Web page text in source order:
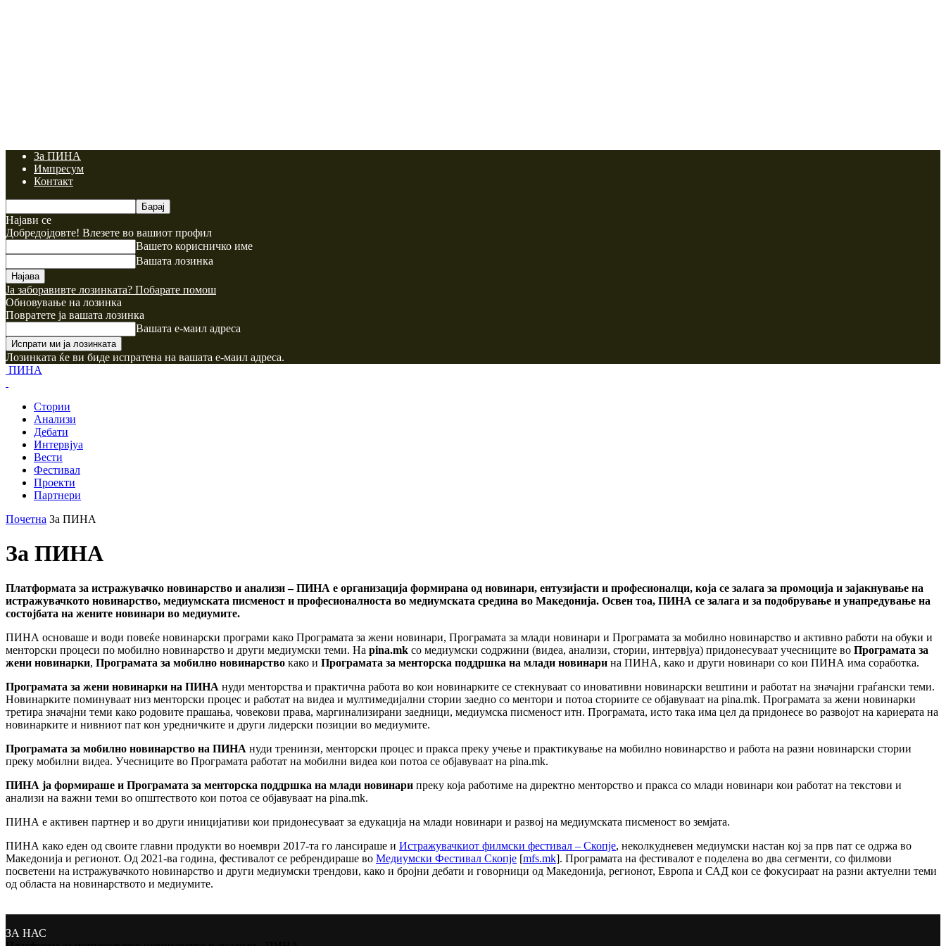
За ПИНА
Импресум
Контакт
Најави се
Добредојдовте! Влезете во вашиот профил
Вашето корисничко име
Вашата лозинка
Ја заборавивте лозинката? Побарате помош
Обновување на лозинка
Повратете ја вашата лозинка
Вашата е-маил адреса
Лозинката ќе ви биде испратена на вашата е-маил адреса.
ПИНА
Стории
Анализи
Дебати
Интервјуа
Вести
Фестивал
Проекти
Партнери
Почетна За ПИНА
За ПИНА
Платформата за истражувачко новинарство и анализи – ПИНА е организација формирана од новинари, ентузијасти и професионалци, која се залага за промоција и зајакнување на
истражувачкото новинарство, медиумската писменост и професионалноста во медиумската средина во Македонија. Освен тоа, ПИНА се залага и за подобрување и унапредување на
состојбата на жените новинари во медиумите.
ПИНА основаше и води повеќе новинарски програми како Програмата за жени новинари, Програмата за млади новинари и Програмата за мобилно новинарство и активно работи на обуки и
менторски процеси по мобилно новинарство и други медиумски теми. На pina.mk со медиумски содржини (видеа, анализи, стории, интервјуа) придонесуваат учесниците во Програмата за
жени новинарки, Програмата за мобилно новинарство како и Програмата за менторска поддршка на млади новинари на ПИНА, како и други новинари со кои ПИНА има соработка.
Програмата за жени новинарки на ПИНА нуди менторства и практична работа во кои новинарките се стекнуваат со иновативни новинарски вештини и работат на значајни граѓански теми.
Новинарките поминуваат низ менторски процес и работат на видеа и мултимедијални стории заедно со ментори и потоа сториите се објавуваат на pina.mk. Програмата за жени новинарки
третира значајни теми како родовите прашања, човекови права, маргинализирани заедници, медиумска писменост итн. Програмата, исто така има цел да придонесе во развојот на кариерата на
новинарките и нивниот пат кон уредничките и други лидерски позиции во медиумите.
Програмата за мобилно новинарство на ПИНА нуди тренинзи, менторски процес и пракса преку учење и практикување на мобилно новинарство и работа на разни новинарски стории
преку мобилни видеа. Учесниците во Програмата работат на мобилни видеа кои потоа се објавуваат на pina.mk.
ПИНА ја формираше и Програмата за менторска поддршка на млади новинари преку која работиме на директно менторство и пракса со млади новинари кои работат на текстови и
анализи на важни теми во општеството кои потоа се објавуваат на pina.mk.
ПИНА е активен партнер и во други иницијативи кои придонесуваат за едукација на млади новинари и развој на медиумската писменост во земјата.
ПИНА како еден од своите главни продукти во ноември 2017-та го лансираше и Истражувачкиот филмски фестивал – Скопје, неколкудневен медиумски настан кој за прв пат се одржа во
Македонија и регионот. Од 2021-ва година, фестивалот се ребрендираше во Медиумски Фестивал Скопје [mfs.mk]. Програмата на фестивалот е поделена во два сегменти, со филмови
посветени на истражувачкото новинарство и други медиумски трендови, како и бројни дебати и говорници од Македонија, регионот, Европа и САД кои се фокусираат на разни актуелни теми
од областа на новинарството и медиумите.
ЗА НАС